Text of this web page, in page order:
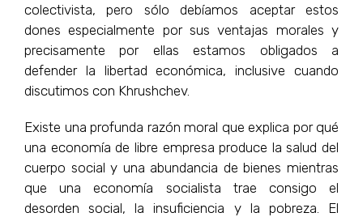
colectivista, pero sólo debíamos aceptar estos
dones especialmente por sus ventajas morales y
precisamente por ellas estamos obligados a
defender la libertad económica, inclusive cuando
discutimos con Khrushchev.
Existe una profunda razón moral que explica por qué
una economía de libre empresa produce la salud del
cuerpo social y una abundancia de bienes mientras
que una economía socialista trae consigo el
desorden social, la insuficiencia y la pobreza. El